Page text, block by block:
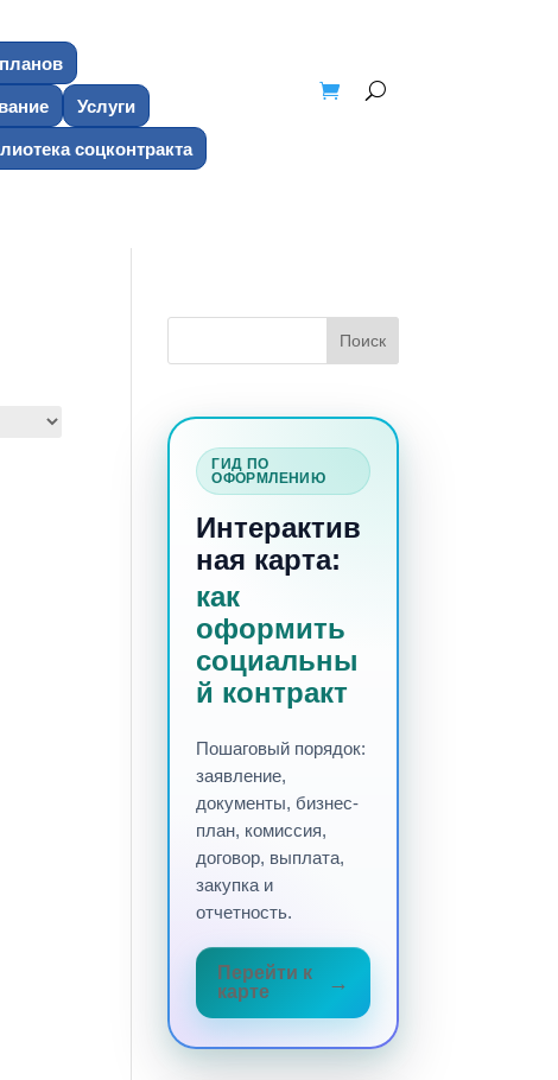
Услуги
соцконтракта
ГИД ПО
ОФОРМЛЕНИЮ
Интерактив
ная карта:
как
оформить
социальны
й контракт
Пошаговый порядок:
заявление,
документы, бизнес-
план, комиссия,
договор, выплата,
закупка и
отчетность.
Перейти к
карте